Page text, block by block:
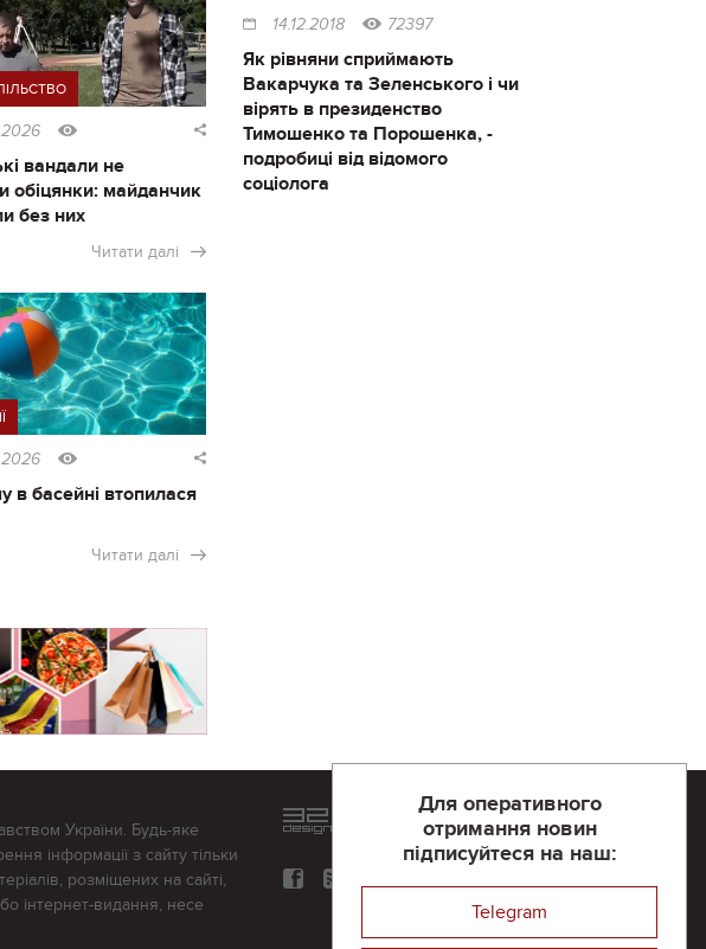
вандали не
обіцянки: майданчик
без них
Читати далі
в басейні втопилася
Читати далі
14.12.2018 72397
Як рівняни сприймають
Вакарчука та Зеленського і чи
вірять в президенство
Тимошенко та Порошенка, -
подробиці від відомого
соціолога
Для оперативного
отримання новин
підписуйтеся на наш:
Telegram
України. Будь-яке
інформації з сайту тільки
розміщених на сайті,
інтернет-видання, несе
Розроблений та підтримується
компанії 32х32